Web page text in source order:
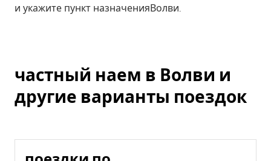
и укажите пункт назначенияВолви.
частный наем в Волви и
другие варианты поездок